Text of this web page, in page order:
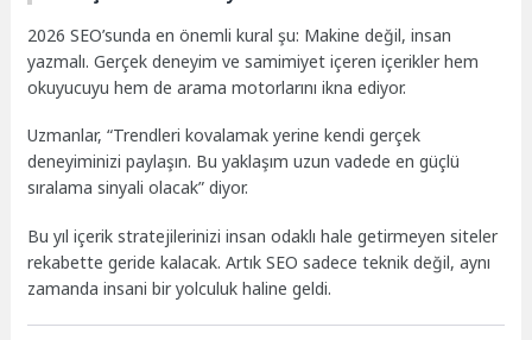
2026 SEO’sunda en önemli kural şu: Makine değil, insan
yazmalı. Gerçek deneyim ve samimiyet içeren içerikler hem
okuyucuyu hem de arama motorlarını ikna ediyor.
Uzmanlar, “Trendleri kovalamak yerine kendi gerçek
deneyiminizi paylaşın. Bu yaklaşım uzun vadede en güçlü
sıralama sinyali olacak” diyor.
Bu yıl içerik stratejilerinizi insan odaklı hale getirmeyen siteler
rekabette geride kalacak. Artık SEO sadece teknik değil, aynı
zamanda insani bir yolculuk haline geldi.